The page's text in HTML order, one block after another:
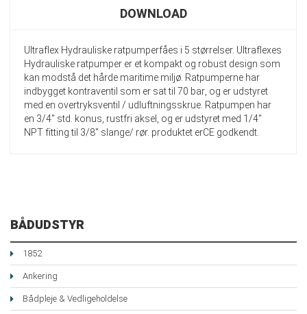
DOWNLOAD
Ultraflex Hydrauliske ratpumperfåes i 5 størrelser. Ultraflexes
Hydrauliske ratpumper er et kompakt og robust design som
kan modstå det hårde maritime miljø. Ratpumperne har
indbygget kontraventil som er sat til 70 bar, og er udstyret
med en overtryksventil / udluftningsskrue. Ratpumpen har
en 3/4" std. konus, rustfri aksel, og er udstyret med 1/4"
NPT fitting til 3/8" slange/ rør. produktet erCE godkendt.
BÅDUDSTYR
1852
Ankering
Bådpleje & Vedligeholdelse